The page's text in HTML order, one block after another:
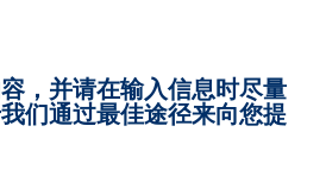
，并请在输入信息时尽量
们通过最佳途径来向您提